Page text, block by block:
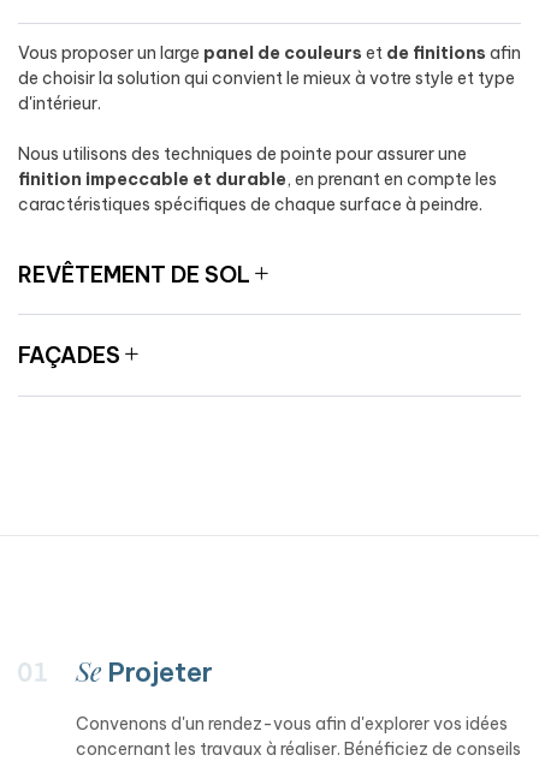
Vous proposer un large panel de couleurs et de finitions afin
de choisir la solution qui convient le mieux à votre style et type
d'intérieur.
Nous utilisons des techniques de pointe pour assurer une
finition impeccable et durable, en prenant en compte les
caractéristiques spécifiques de chaque surface à peindre.
REVÊTEMENT DE SOL
FAÇADES
Se Projeter
Convenons d'un rendez-vous afin d'explorer vos idées
concernant les travaux à réaliser. Bénéficiez de conseils